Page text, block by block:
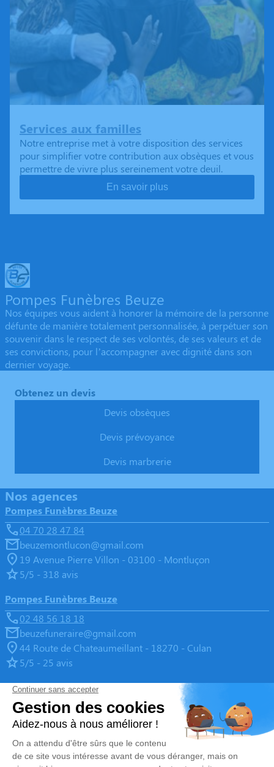
Services aux familles
Notre entreprise met à votre disposition des services
pour simplifier votre contribution aux obsèques et vous
permettre de vivre plus sereinement votre deuil.
En savoir plus
Pompes Funèbres Beuze
Nos équipes vous aident à honorer la mémoire de la personne
défunte de manière totalement personnalisée, à perpétuer son
souvenir dans le respect de ses volontés, de ses valeurs et de
ses convictions, pour l’accompagner avec dignité dans son
dernier voyage.
Obtenez un devis
Devis obsèques
Devis prévoyance
Devis marbrerie
Nos agences
Pompes Funèbres Beuze
04 70 28 47 84
beuzemontlucon@gmail.com
19 Avenue Pierre Villon - 03100 - Montluçon
5/5 - 318 avis
Pompes Funèbres Beuze
02 48 56 18 18
beuzefuneraire@gmail.com
44 Route de Chateaumeillant - 18270 - Culan
5/5 - 25 avis
Pompes Funèbres Beuze
05 55 65 05 55
beuzefuneraire@gmail.com
2, Rue de la République - 23600 - Boussac
4.9/5 - 139 avis